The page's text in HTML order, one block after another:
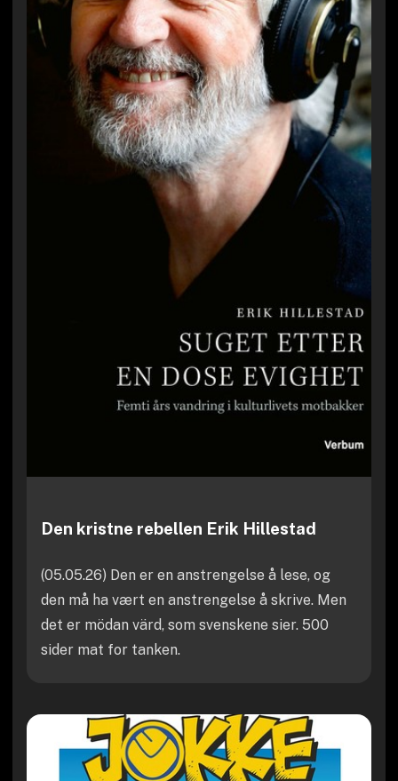
Den kristne rebellen Erik Hillestad
(05.05.26) Den er en anstrengelse å lese, og
den må ha vært en anstrengelse å skrive. Men
det er mödan värd, som svenskene sier. 500
sider mat for tanken.